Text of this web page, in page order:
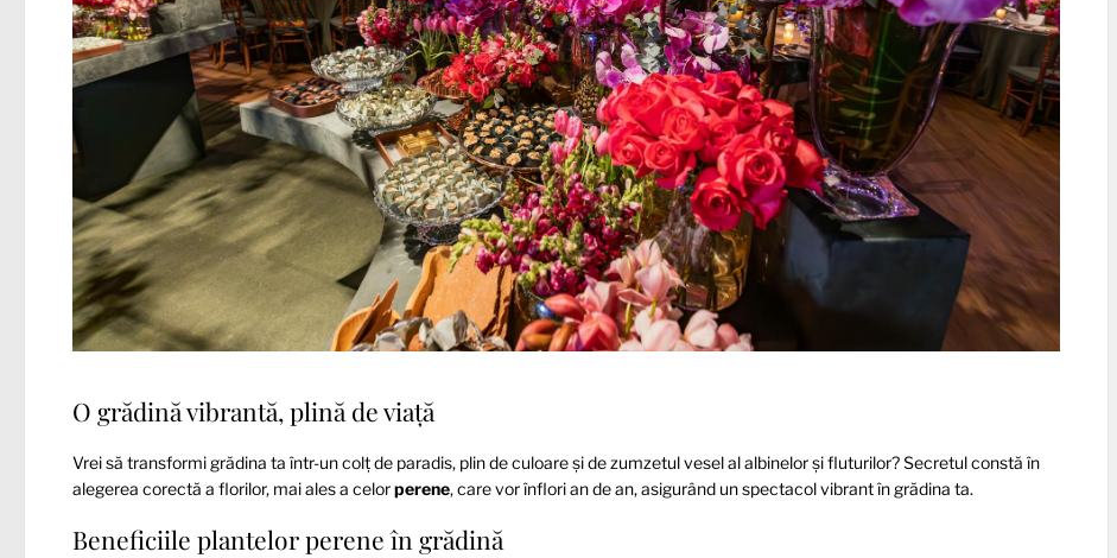
O grădină vibrantă, plină de viață
Vrei să transformi grădina ta într-un colț de paradis, plin de culoare și de zumzetul vesel al albinelor și fluturilor? Secretul constă în
alegerea corectă a florilor, mai ales a celorperene, care vor înflori an de an, asigurând un spectacol vibrant în grădina ta.
Beneficiile plantelor perene în grădină